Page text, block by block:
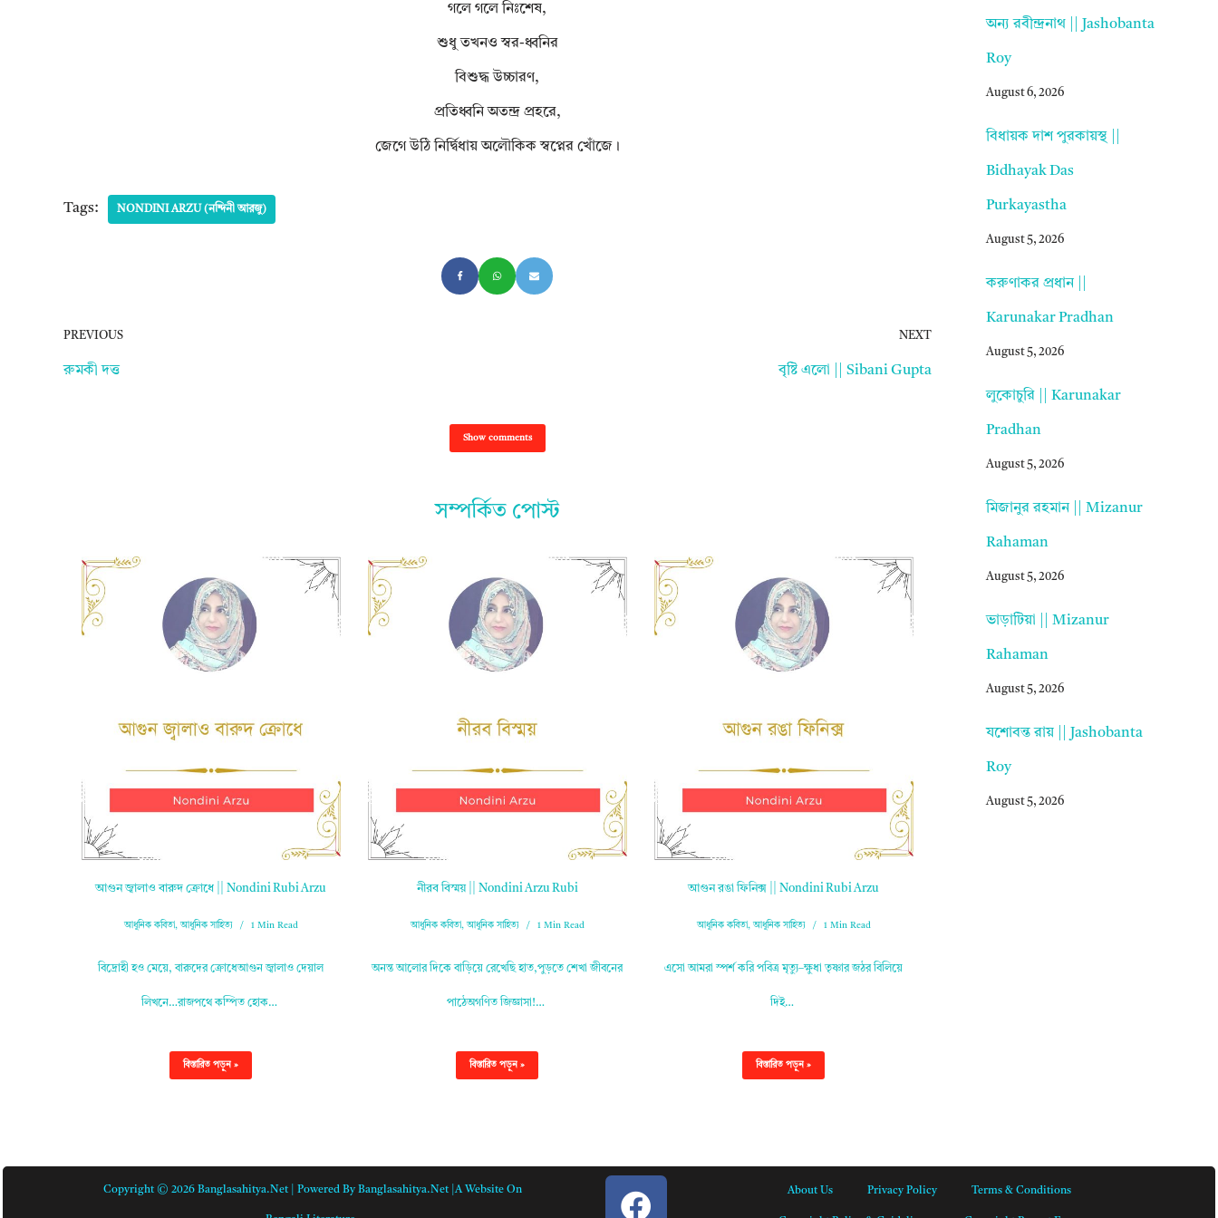
গলে গলে নিঃশেষ,
শুধু তখনও স্বর-ধ্বনির
বিশুদ্ধ উচ্চারণ,
প্রতিধ্বনি অতন্দ্র প্রহরে,
জেগে উঠি নির্দ্বিধায় অলৌকিক স্বপ্নের খোঁজে।
Tags: NONDINI ARZU (নন্দিনী আরজু)
PREVIOUS
রুমকী দত্ত
NEXT
বৃষ্টি এলো || Sibani Gupta
Show comments
সম্পর্কিত পোস্ট
আগুন জ্বালাও বারুদ ক্রোধে || Nondini Rubi Arzu
আধুনিক কবিতা,আধুনিক সাহিত্য 1 Min Read
বিদ্রোহী হও মেয়ে, বারুদের ক্রোধেআগুন জ্বালাও দেয়াল
লিখনে…রাজপথে কম্পিত হোক…
বিস্তারিত পড়ুন »
নীরব বিস্ময় || Nondini Arzu Rubi
আধুনিক কবিতা,আধুনিক সাহিত্য 1 Min Read
অনন্ত আলোর দিকে বাড়িয়ে রেখেছি হাত,পুড়তে শেখা জীবনের
পাঠেঅগণিত জিজ্ঞাসা!…
বিস্তারিত পড়ুন »
আগুন রঙা ফিনিক্স || Nondini Rubi Arzu
আধুনিক কবিতা,আধুনিক সাহিত্য 1 Min Read
এসো আমরা স্পর্শ করি পবিত্র মৃত্যু–ক্ষুধা তৃষ্ণার জঠর বিলিয়ে
দিই…
বিস্তারিত পড়ুন »
অন্য রবীন্দ্রনাথ || Jashobanta
Roy
August 6, 2026
বিধায়ক দাশ পুরকায়স্থ ||
Bidhayak Das
Purkayastha
August 5, 2026
করুণাকর প্রধান ||
Karunakar Pradhan
August 5, 2026
লুকোচুরি || Karunakar
Pradhan
August 5, 2026
মিজানুর রহমান || Mizanur
Rahaman
August 5, 2026
ভাড়াটিয়া || Mizanur
Rahaman
August 5, 2026
যশোবন্ত রায় || Jashobanta
Roy
August 5, 2026
Copyright © 2026 Banglasahitya.net | Powered By Banglasahitya.net |A Website On About Us Privacy Policy Terms & Conditions